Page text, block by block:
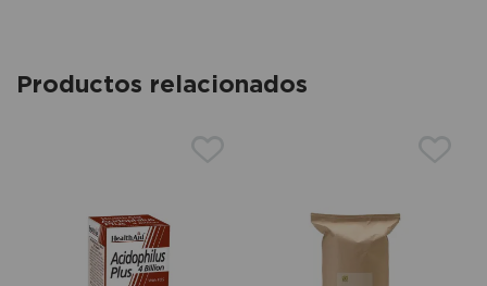
Productos relacionados